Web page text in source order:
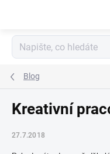
Blog
Kreativní
27.7.2018